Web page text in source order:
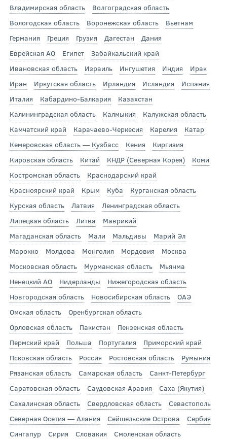
Владимирская область
Волгоградская область
Вологодская область
Воронежская область
Вьетнам
Германия
Греция Грузия Дагестан
Дания
Еврейская АО
Египет
Забайкальский край
Ивановская область
Израиль Ингушетия Индия
Ирак
Иран
Иркутская область Ирландия Исландия
Испания
Италия
Кабардино-Балкария
Казахстан
Калининградская область
Калмыкия
Калужская область
Камчатский край
Карачаево-Черкесия Карелия
Катар
Кемеровская область — Кузбасс
Кения
Киргизия
Кировская область
Китай КНДР (Северная Корея)
Коми
Костромская область
Краснодарский край
Красноярский край
Крым Куба
Курганская область
Курская область
Латвия
Ленинградская область
Липецкая область
Литва
Маврикий
Магаданская область
Мали Мальдивы
Марий Эл
Марокко
Молдова Монголия Мордовия
Москва
Московская область
Мурманская область
Мьянма
Ненецкий АО
Нидерланды
Нижегородская область
Новгородская область
Новосибирская область
ОАЭ
Омская область
Оренбургская область
Орловская область
Пакистан
Пензенская область
Пермский край
Польша Португалия
Приморский край
Псковская область
Россия Ростовская область
Румыния
Рязанская область
Самарская область
Санкт-Петербург
Саратовская область
Саудовская Аравия
Саха (Якутия)
Сахалинская область
Свердловская область
Севастополь
Северная Осетия — Алания
Сейшельские Острова
Сербия
Сингапур
Сирия Словакия
Смоленская область